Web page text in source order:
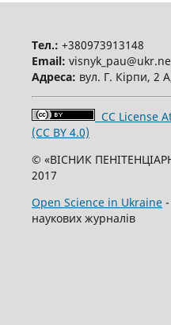
Тел.: +380973913148
Email:
Адреса: вул. Г. Кірпи, 2
CC License
(CC BY 4.0)
© «ВІСНИК
2017
Open Science in Ukraine-
наукових журналів